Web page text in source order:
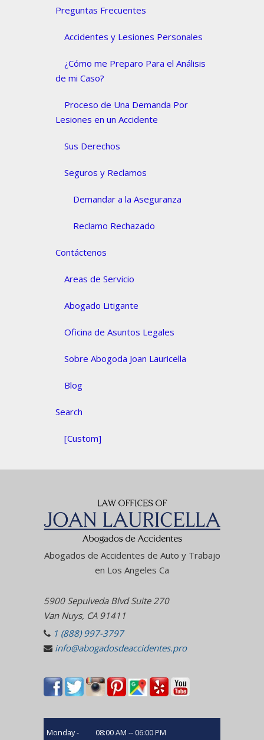
Preguntas Frecuentes
Accidentes y Lesiones Personales
¿Cómo me Preparo Para el Análisis
de mi Caso?
Proceso de Una Demanda Por
Lesiones en un Accidente
Sus Derechos
Seguros y Reclamos
Demandar a la Aseguranza
Reclamo Rechazado
Contáctenos
Areas de Servicio
Abogado Litigante
Oficina de Asuntos Legales
Sobre Abogoda Joan Lauricella
Blog
Search
[Custom]
Abogados de Accidentes de Auto y Trabajo
en Los Angeles Ca
5900 Sepulveda Blvd Suite 270
Van Nuys, CA 91411
1 (888) 997-3797
info@abogadosdeaccidentes.pro
Monday -
08:00 AM -- 06:00 PM